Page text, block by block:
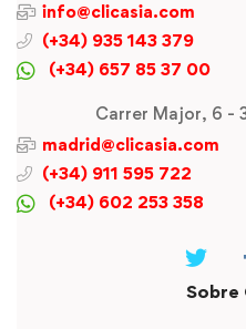
info@clicasia.com
(+34) 935 143 379
(+34) 657 85 37 00
Carrer Major, 6 -
madrid@clicasia.com
(+34) 911 595 722
(+34) 602 253 358
Sobre